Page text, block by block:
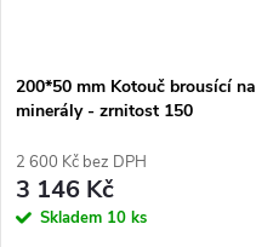
200*50 mm Kotouč brousící na
minerály - zrnitost 150
2 600 Kč bez DPH
3 146 Kč
Skladem 10 ks